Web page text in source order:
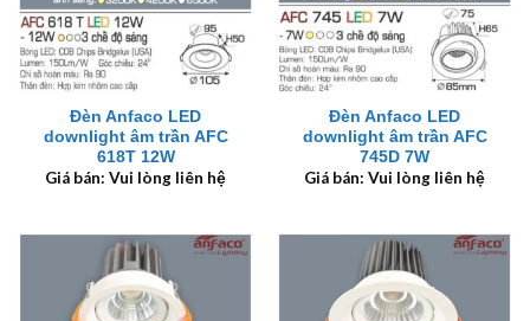
Đèn Anfaco LED
downlight âm trần AFC
618T 12W
Giá bán: Vui lòng liên hệ
Đèn Anfaco LED
downlight âm trần AFC
745D 7W
Giá bán: Vui lòng liên hệ